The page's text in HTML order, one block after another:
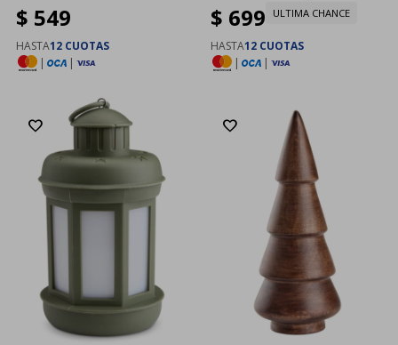
$ 549
HASTA12 CUOTAS
|
|
$ 699 ULTIMA CHANCE
HASTA12 CUOTAS
|
|